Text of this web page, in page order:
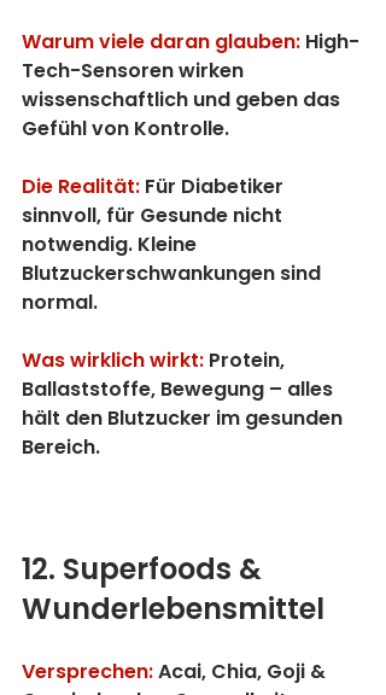
Warum viele daran glauben: High-
Tech-Sensoren wirken
wissenschaftlich und geben das
Gefühl von Kontrolle.
Die Realität: Für Diabetiker
sinnvoll, für Gesunde nicht
notwendig. Kleine
Blutzuckerschwankungen sind
normal.
Was wirklich wirkt: Protein,
Ballaststoffe, Bewegung – alles
hält den Blutzucker im gesunden
Bereich.
12. Superfoods &
Wunderlebensmittel
Versprechen: Acai, Chia, Goji &